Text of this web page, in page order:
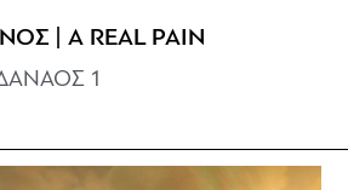
| A REAL PAIN
1